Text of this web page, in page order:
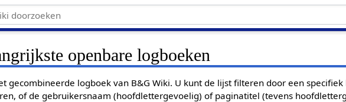
openbare logboeken
gecombineerde logboek van B&G Wiki. U kunt de lijst filteren door een
of de gebruikersnaam (hoofdlettergevoelig) of paginatitel (tevens